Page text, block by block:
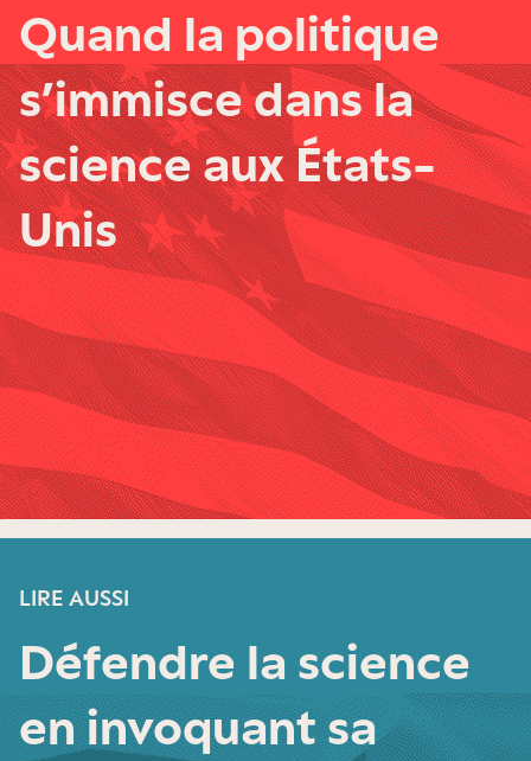
Quand la politique
s’immisce dans la
science aux États-
Unis
LIRE AUSSI
Défendre la science
en invoquant sa